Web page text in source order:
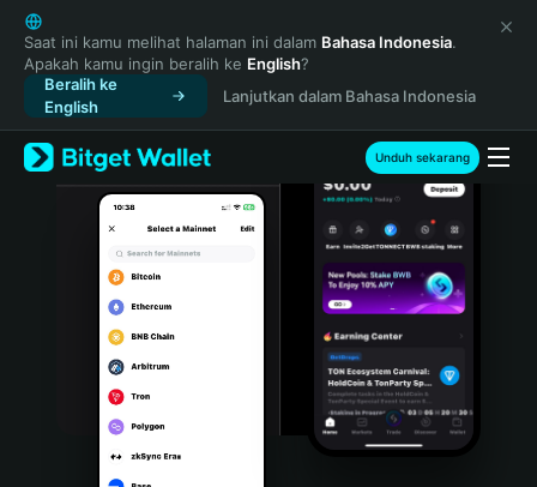
English
日本語
Tiếng Việt
Русский
Español (Latinoamérica)
Türkçe
Italiano
Português (Portugal)
Bahasa Indonesia
Saat ini kamu melihat halaman ini dalam Bahasa Indonesia.
Apakah kamu ingin beralih ke English?
Beralih ke
English
Lanjutkan dalam Bahasa Indonesia
Unduh sekarang